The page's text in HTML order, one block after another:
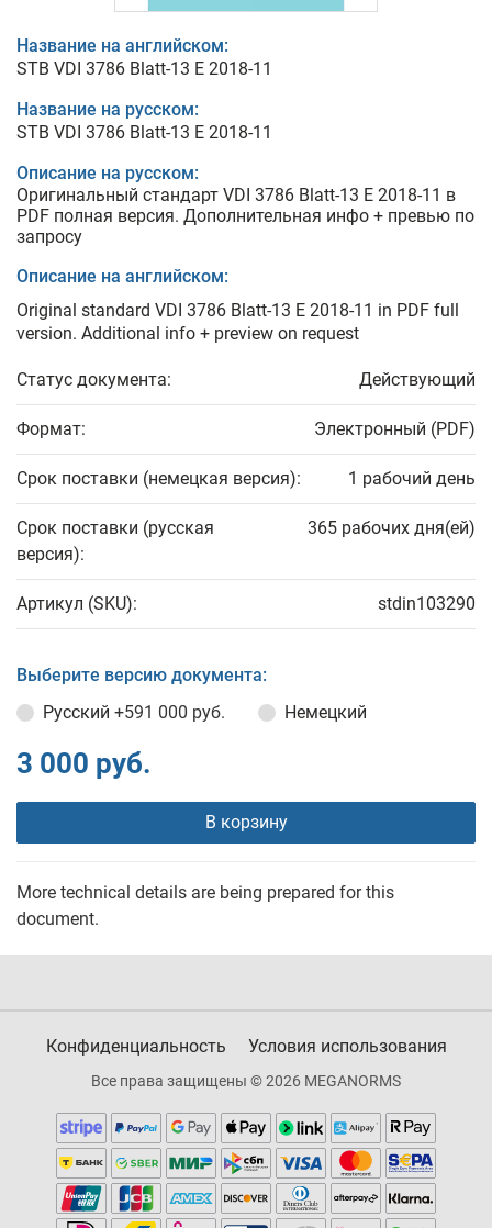
Название на английском:
STB VDI 3786 Blatt-13 E 2018-11
Название на русском:
STB VDI 3786 Blatt-13 E 2018-11
Описание на русском:
Оригинальный стандарт VDI 3786 Blatt-13 E 2018-11 в
PDF полная версия. Дополнительная инфо + превью по
запросу
Описание на английском:
Original standard VDI 3786 Blatt-13 E 2018-11 in PDF full
version. Additional info + preview on request
Статус документа: Действующий
Формат: Электронный (PDF)
Срок поставки (немецкая версия): 1 рабочий день
Срок поставки (русская
версия):
365 рабочих дня(ей)
Артикул (SKU): stdin103290
Выберите версию документа:
Русский +591 000 руб. Немецкий
3 000 руб.
В корзину
More technical details are being prepared for this
document.
Конфиденциальность Условия использования
Все права защищены © 2026 MEGANORMS